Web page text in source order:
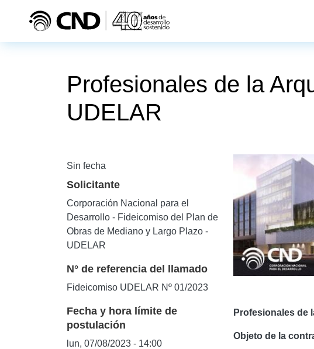
Profesionales de la
UDELAR
Sin fecha
Solicitante
Corporación Nacional para el
Desarrollo - Fideicomiso del Plan de
Obras de Mediano y Largo Plazo -
UDELAR
N° de referencia del llamado
Fideicomiso UDELAR Nº 01/2023
Fecha y hora límite de
postulación
lun, 07/08/2023 - 14:00
Profesionales de
Objeto de la